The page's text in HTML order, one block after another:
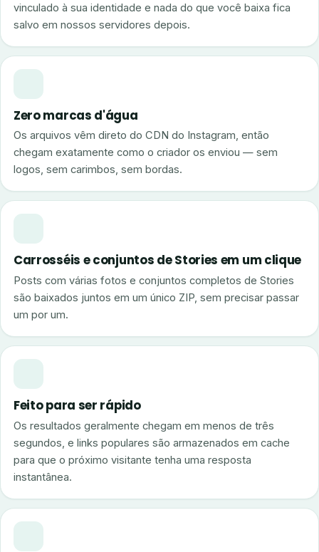
vinculado à sua identidade e nada do que você baixa fica
salvo em nossos servidores depois.
Zero marcas d'água
Os arquivos vêm direto do CDN do Instagram, então
chegam exatamente como o criador os enviou — sem
logos, sem carimbos, sem bordas.
Carrosséis e conjuntos de Stories em um clique
Posts com várias fotos e conjuntos completos de Stories
são baixados juntos em um único ZIP, sem precisar passar
um por um.
Feito para ser rápido
Os resultados geralmente chegam em menos de três
segundos, e links populares são armazenados em cache
para que o próximo visitante tenha uma resposta
instantânea.